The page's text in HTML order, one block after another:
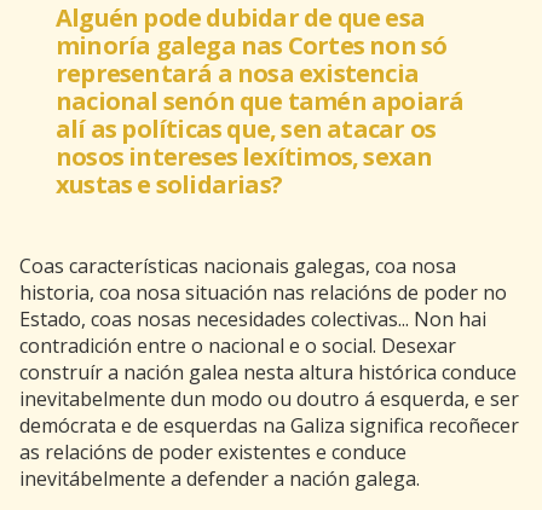
Alguén pode dubidar de que esa
minoría galega nas Cortes non só
representará a nosa existencia
nacional senón que tamén apoiará
alí as políticas que, sen atacar os
nosos intereses lexítimos, sexan
xustas e solidarias?
Coas características nacionais galegas, coa nosa
historia, coa nosa situación nas relacións de poder no
Estado, coas nosas necesidades colectivas... Non hai
contradición entre o nacional e o social. Desexar
construír a nación galea nesta altura histórica conduce
inevitabelmente dun modo ou doutro á esquerda, e ser
demócrata e de esquerdas na Galiza significa recoñecer
as relacións de poder existentes e conduce
inevitábelmente a defender a nación galega.